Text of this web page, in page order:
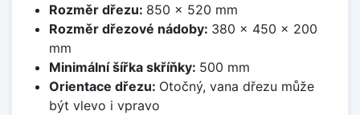
Rozměr dřezu: 850 x 520 mm
Rozměr dřezové nádoby: 380 x 450 x 200
mm
Minimální šířka skříňky: 500 mm
Orientace dřezu: Otočný, vana dřezu může
být vlevo i vpravo